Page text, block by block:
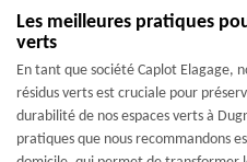
Les meilleures pratiques
verts
En tant que société Caplot Elagage,
résidus verts est cruciale pour
durabilité de nos espaces verts à
pratiques que nous recommandons